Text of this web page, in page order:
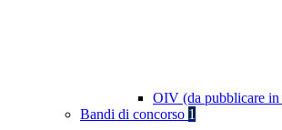
OIV (da pubblicare in
Bandi di concorso 1